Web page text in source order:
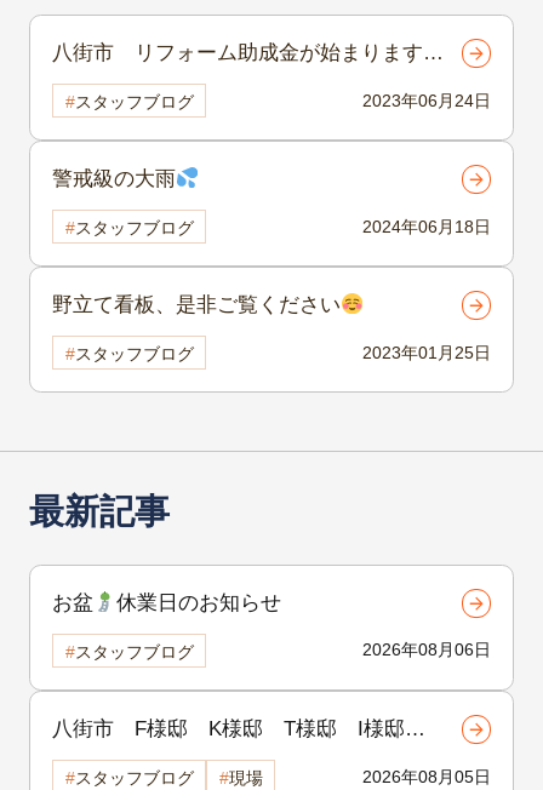
最新記事
お盆 休業日のお知らせ
2026年08月06日
スタッフブログ
八街市 F様邸 K様邸 T様邸 I様邸
H様邸 着工致しました
2026年08月05日
スタッフブログ 現場
2023年06月24日
八街市 リフォーム助成金が始まりますよ
スタッフブログ
2024年06月18日
警戒級の大雨
スタッフブログ
2023年01月25日
野立て看板、是非ご覧ください
スタッフブログ